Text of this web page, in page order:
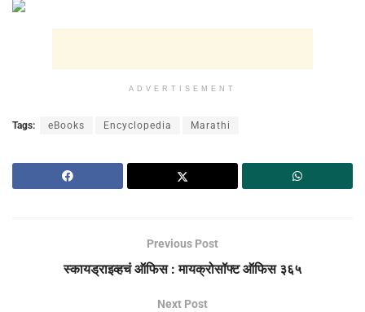
ADVERTISEMENT
Tags: eBooks Encyclopedia Marathi
Previous Post
स्कायड्राइव्हचं ऑफिस : मायक्रोसॉफ्ट ऑफिस ३६५
Next Post